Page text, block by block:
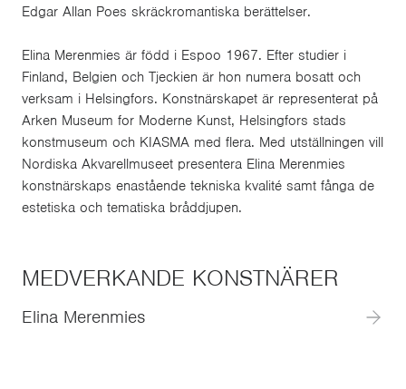
Edgar Allan Poes skräckromantiska berättelser.
Elina Merenmies är född i Espoo 1967. Efter studier i
Finland, Belgien och Tjeckien är hon numera bosatt och
verksam i Helsingfors. Konstnärskapet är representerat på
Arken Museum for Moderne Kunst, Helsingfors stads
konstmuseum och KIASMA med flera. Med utställningen vill
Nordiska Akvarellmuseet presentera Elina Merenmies
konstnärskaps enastående tekniska kvalité samt fånga de
estetiska och tematiska bråddjupen.
MEDVERKANDE KONSTNÄRER
Elina Merenmies